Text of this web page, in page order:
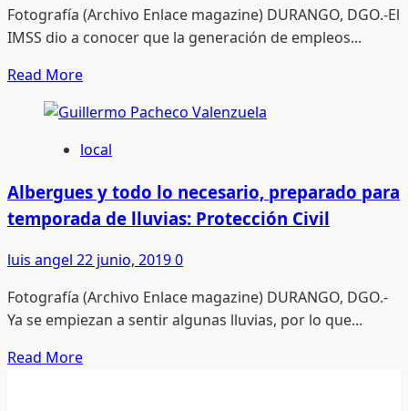
sobre
todo
Alanís
Quiñones
Fotografía (Archivo Enlace magazine) DURANGO, DGO.-El
IMSS dio a conocer que la generación de empleos...
Read MoreRead
about
Generación
empleo
cayó
de
forma
en
un
difícil:
local
Albergues y todo lo necesario, preparado para
temporada de lluvias: Protección Civil
luis angel 22 junio, 20190
Fotografía (Archivo Enlace magazine) DURANGO, DGO.-
Ya se empiezan a sentir algunas lluvias, por lo que...
Read MoreRead